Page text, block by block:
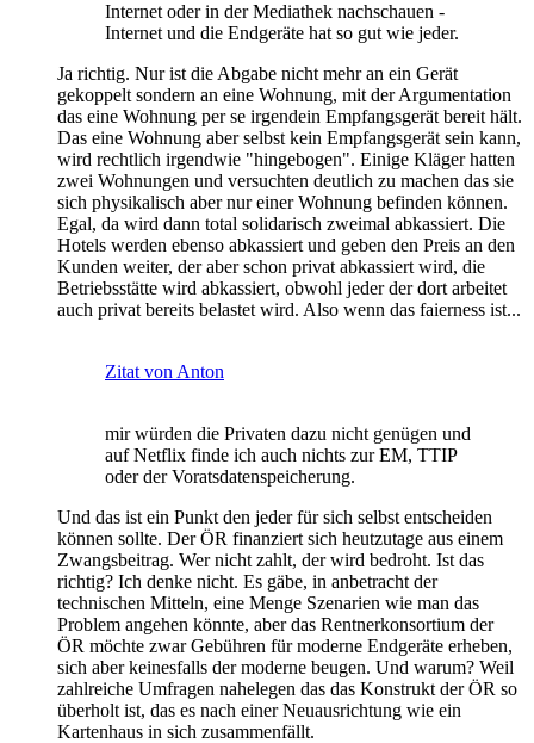
Internet oder in der Mediathek nachschauen -
Internet und die Endgeräte hat so gut wie jeder.
Ja richtig. Nur ist die Abgabe nicht mehr an ein Gerät
gekoppelt sondern an eine Wohnung, mit der Argumentation
das eine Wohnung per se irgendein Empfangsgerät bereit hält.
Das eine Wohnung aber selbst kein Empfangsgerät sein kann,
wird rechtlich irgendwie "hingebogen". Einige Kläger hatten
zwei Wohnungen und versuchten deutlich zu machen das sie
sich physikalisch aber nur einer Wohnung befinden können.
Egal, da wird dann total solidarisch zweimal abkassiert. Die
Hotels werden ebenso abkassiert und geben den Preis an den
Kunden weiter, der aber schon privat abkassiert wird, die
Betriebsstätte wird abkassiert, obwohl jeder der dort arbeitet
auch privat bereits belastet wird. Also wenn das faierness ist...
Zitat von Anton
mir würden die Privaten dazu nicht genügen und
auf Netflix finde ich auch nichts zur EM, TTIP
oder der Voratsdatenspeicherung.
Und das ist ein Punkt den jeder für sich selbst entscheiden
können sollte. Der ÖR finanziert sich heutzutage aus einem
Zwangsbeitrag. Wer nicht zahlt, der wird bedroht. Ist das
richtig? Ich denke nicht. Es gäbe, in anbetracht der
technischen Mitteln, eine Menge Szenarien wie man das
Problem angehen könnte, aber das Rentnerkonsortium der
ÖR möchte zwar Gebühren für moderne Endgeräte erheben,
sich aber keinesfalls der moderne beugen. Und warum? Weil
zahlreiche Umfragen nahelegen das das Konstrukt der ÖR so
überholt ist, das es nach einer Neuausrichtung wie ein
Kartenhaus in sich zusammenfällt.